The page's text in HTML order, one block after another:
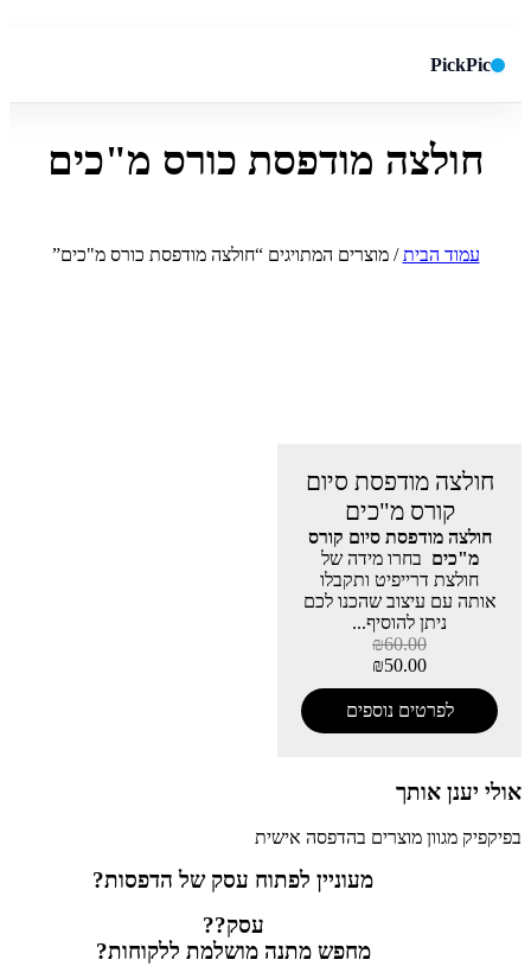
PickPic
חיפוש באתר ✕
חפש
חולצה מודפסת כורס מ"כים
עמוד הבית/ מוצרים המתויגים “חולצה מודפסת כורס מ"כים”
חולצה מודפסת סיום
קורס מ"כים
חולצה מודפסת סיום קורס
מ"כים בחרו מידה של
חולצת דרייפיט ותקבלו
אותה עם עיצוב שהכנו לכם
ניתן להוסיף...
₪60.00
₪50.00
לפרטים נוספים
אולי יענן אותך
בפיקפיק מגוון מוצרים בהדפסה אישית
מעוניין לפתוח עסק של הדפסות?
עסק??
מחפש מתנה מושלמת ללקוחות?